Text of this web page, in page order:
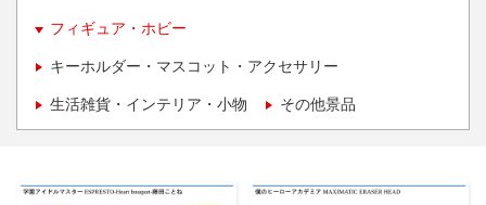
フィギュア・ホビー
キーホルダー・マスコット・アクセサリー
生活雑貨・インテリア・小物 その他景品